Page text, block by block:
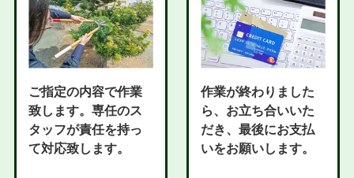
ご指定の内容で作業
致します。専任のス
タッフが責任を持っ
て対応致します。
作業が終わりました
ら、お立ち合いいた
だき、最後にお支払
いをお願いします。